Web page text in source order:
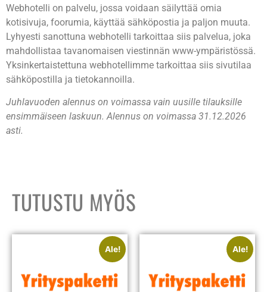
Webhotelli on palvelu, jossa voidaan säilyttää omia
kotisivuja, foorumia, käyttää sähköpostia ja paljon muuta.
Lyhyesti sanottuna webhotelli tarkoittaa siis palvelua, joka
mahdollistaa tavanomaisen viestinnän www-ympäristössä.
Yksinkertaistettuna webhotellimme tarkoittaa siis sivutilaa
sähköpostilla ja tietokannoilla.
Juhlavuoden alennus on voimassa vain uusille tilauksille
ensimmäiseen laskuun. Alennus on voimassa 31.12.2026
asti.
TUTUSTU MYÖS
Ale! Ale!